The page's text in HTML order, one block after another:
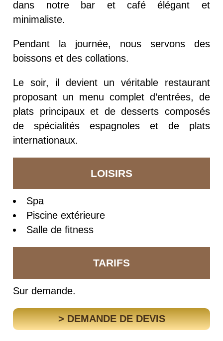
dans notre bar et café élégant et
minimaliste.
Pendant la journée, nous servons des
boissons et des collations.
Le soir, il devient un véritable restaurant
proposant un menu complet d’entrées, de
plats principaux et de desserts composés
de spécialités espagnoles et de plats
internationaux.
LOISIRS
Spa
Piscine extérieure
Salle de fitness
TARIFS
Sur demande.
> DEMANDE DE DEVIS